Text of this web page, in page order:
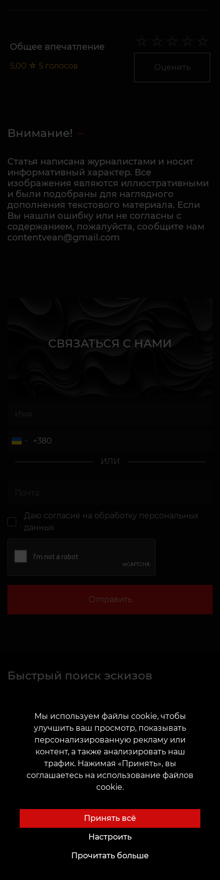
Общее впечатление
5,00 ☆ 5 голосов Оценить
Внимание!
Статья написана журналистами и носит
информативный характер. Все
изображения являются иллюстративными
и были подобраны для наглядного
дополнения текстового материала. Если
Вы нашли ошибку или не согласны с
содержанием, пожалуйста, сообщите нам
contentvean@gmail.com
СВЯЗАТЬСЯ С НАМИ
ИЛИ
Даю согласие на обработку персональных
данных
Отправить
Быстрый поиск эскизов
Каталог эскизов
Мы используем файлы cookie, чтобы
улучшить ваш просмотр, показывать
персонализированную рекламу или
контент, а также анализировать наш
трафик. Нажимая «Принять», вы
соглашаетесь на использование файлов
cookie.
Принять всё
Настроить
Прочитать больше